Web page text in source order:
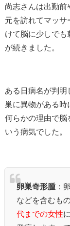
尚志さんは出勤
元を訪れてマッ
けて脳に少しでも
が続きました。
ある日病名が判明
巣に異物がある時
何らかの理由で脳
いう病気でした。
卵巣奇形腫：
などを含むも
代までの女性